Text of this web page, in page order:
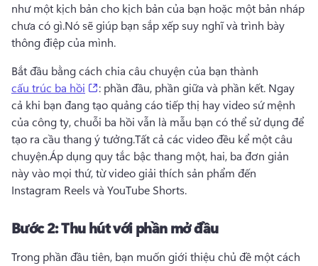
như một kịch bản cho kịch bản của bạn hoặc một bản nháp
chưa có gì.Nó sẽ giúp bạn sắp xếp suy nghĩ và trình bày
thông điệp của mình.
Bắt đầu bằng cách chia câu chuyện của bạn thành
cấu trúc ba hồi
(opens in a new tab)
: phần đầu, phần giữa và phần kết. Ngay
cả khi bạn đang tạo quảng cáo tiếp thị hay video sứ mệnh
của công ty, chuỗi ba hồi vẫn là mẫu bạn có thể sử dụng để
tạo ra cầu thang ý tưởng.Tất cả các video đều kể một câu
chuyện.Áp dụng quy tắc bậc thang một, hai, ba đơn giản
này vào mọi thứ, từ video giải thích sản phẩm đến
Instagram Reels và YouTube Shorts.
Bước 2:Thu hút với phần mở đầu
Trong phần đầu tiên, bạn muốn giới thiệu chủ đề một cách